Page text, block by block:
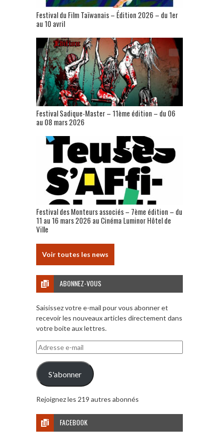
Festival du Film Taïwanais – Édition 2026 – du 1er
au 10 avril
Festival Sadique-Master – 11ème édition – du 06
au 08 mars 2026
Festival des Monteurs associés – 7ème édition – du
11 au 16 mars 2026 au Cinéma Luminor Hôtel de
Ville
Voir toutes les news
ABONNEZ-VOUS
Saisissez votre e-mail pour vous abonner et
recevoir les nouveaux articles directement dans
votre boite aux lettres.
Adresse
e-
mail
S'abonner
Rejoignez les 219 autres abonnés
FACEBOOK